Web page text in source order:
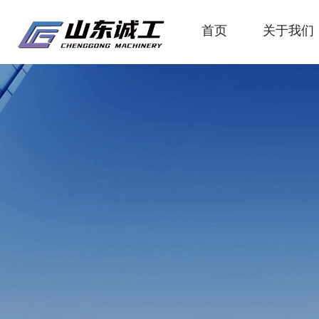
首页 关于我们